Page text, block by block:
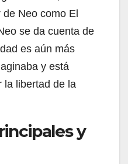
Neo como El
se da cuenta de
es aún más
y está
la libertad de la
y